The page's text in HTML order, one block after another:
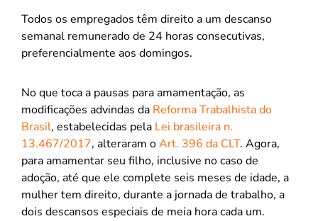
Todos os empregados têm direito a um descanso
semanal remunerado de 24 horas consecutivas,
preferencialmente aos domingos.
No que toca a pausas para amamentação, as
modificações advindas da Reforma Trabalhista do
Brasil, estabelecidas pela Lei brasileira n.
13.467/2017, alteraram oArt. 396 da CLT. Agora,
para amamentar seu filho, inclusive no caso de
adoção, até que ele complete seis meses de idade, a
mulher tem direito, durante a jornada de trabalho, a
dois descansos especiais de meia hora cada um.